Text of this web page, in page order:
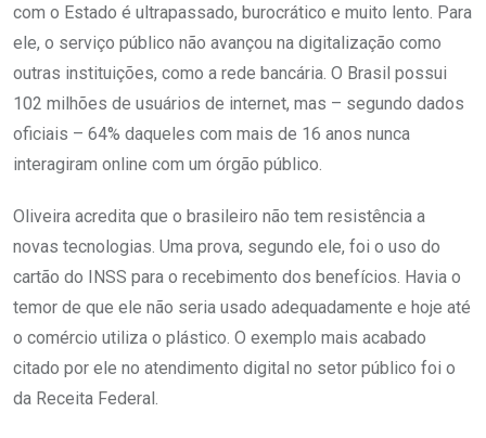
com o Estado é ultrapassado, burocrático e muito lento. Para
ele, o serviço público não avançou na digitalização como
outras instituições, como a rede bancária. O Brasil possui
102 milhões de usuários de internet, mas – segundo dados
oficiais – 64% daqueles com mais de 16 anos nunca
interagiram online com um órgão público.
Oliveira acredita que o brasileiro não tem resistência a
novas tecnologias. Uma prova, segundo ele, foi o uso do
cartão do INSS para o recebimento dos benefícios. Havia o
temor de que ele não seria usado adequadamente e hoje até
o comércio utiliza o plástico. O exemplo mais acabado
citado por ele no atendimento digital no setor público foi o
da Receita Federal.